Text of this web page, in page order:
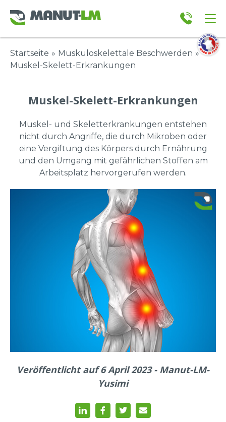
Startseite » Muskuloskelettale Beschwerden »
Muskel-Skelett-Erkrankungen
Muskel-Skelett-Erkrankungen
Muskel- und Skeletterkrankungen entstehen
nicht durch Angriffe, die durch Mikroben oder
eine Vergiftung des Körpers durch Ernährung
und den Umgang mit gefährlichen Stoffen am
Arbeitsplatz hervorgerufen werden.
Veröffentlicht auf 6 April 2023 - Manut-LM-
Yusimi